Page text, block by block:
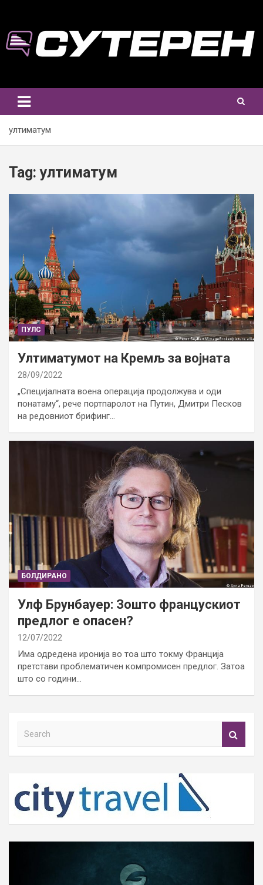
content
ултиматум
Tag:ултиматум
ПУЛС
Ултиматумот на Кремљ за војната
28/09/2022
„Специјалната воена операција продолжува и оди
понатаму“, рече портпаролот на Путин, Дмитри Песков
на редовниот брифинг…
БОЛДИРАНО
Улф Брунбауер: Зошто францускиот
предлог е опасен?
12/07/2022
Има одредена иронија во тоа што токму Франција
претстави проблематичен компромисен предлог. Затоа
што со години…
h